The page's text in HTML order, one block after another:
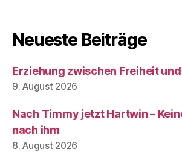
Neueste Beiträge
Erziehung zwischen Freiheit
9. August 2026
Nach Timmy jetzt Hartwin –
nach ihm
8. August 2026